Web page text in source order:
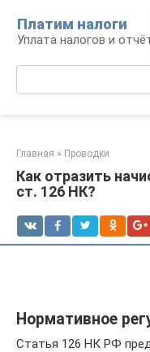
контенту
Платим налоги
Уплата налогов и
Главная » Проводки
Как отразить
ст. 126 НК?
Нормативное
Статья 126 НК РФ